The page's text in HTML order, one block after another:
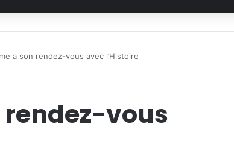
a son rendez-vous avec l’Histoire
vous